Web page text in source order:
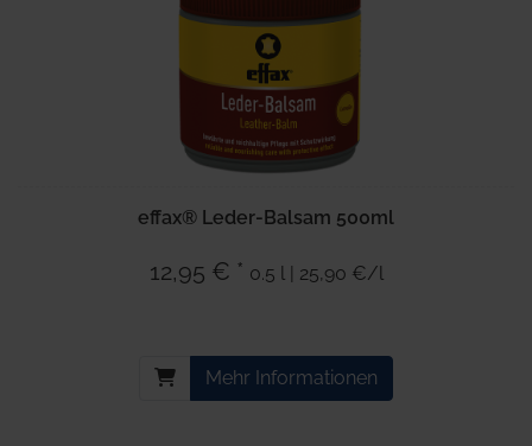
effax® Leder-Balsam 500ml
12,95 € * 0.5 l | 25,90 €/l
Mehr Informationen